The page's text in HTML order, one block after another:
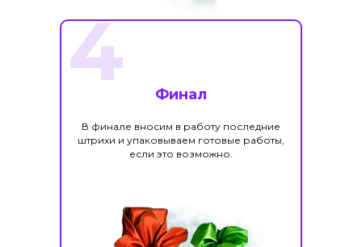
Финал
В финале вносим в работу последние
штрихи и упаковываем готовые работы,
если это возможно.
4